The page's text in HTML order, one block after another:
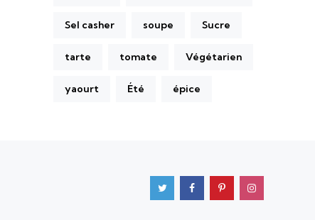
Sel casher soupe Sucre
tarte tomate Végétarien
yaourt Été épice